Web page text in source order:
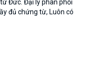
Đức. Đại lý phân phối
đủ chứng từ, Luôn có